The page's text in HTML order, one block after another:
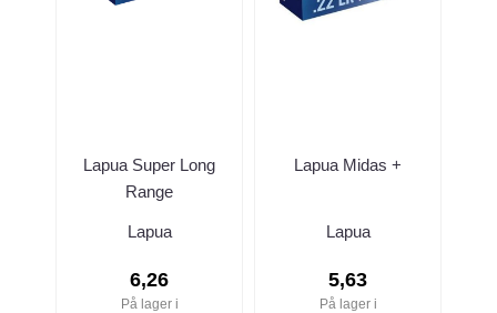
Lapua Super Long
Range
Lapua
6,26
På lager i
Lapua Midas +
Lapua
5,63
På lager i